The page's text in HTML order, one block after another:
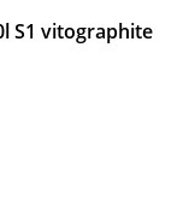
S1 vitographite